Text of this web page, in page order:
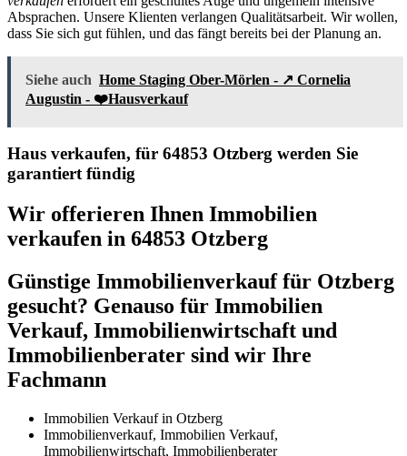
Absprachen. Unsere Klienten verlangen Qualitätsarbeit. Wir wollen,
dass Sie sich gut fühlen, und das fängt bereits bei der Planung an.
Siehe auch Home Staging Ober-Mörlen - ↗️ Cornelia
Augustin - ❤️Hausverkauf
Haus verkaufen, für 64853 Otzberg werden Sie
garantiert fündig
Wir offerieren Ihnen Immobilien
verkaufen in 64853 Otzberg
Günstige Immobilienverkauf für Otzberg
gesucht? Genauso für Immobilien
Verkauf, Immobilienwirtschaft und
Immobilienberater sind wir Ihre
Fachmann
Immobilien Verkauf in Otzberg
Immobilienverkauf, Immobilien Verkauf,
Immobilienwirtschaft, Immobilienberater